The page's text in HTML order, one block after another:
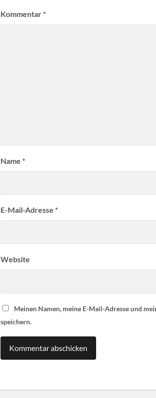
Kommentar*
Name *
E-Mail-Adresse *
Website
Meinen Namen, meine E-Mail-Adresse und
speichern.